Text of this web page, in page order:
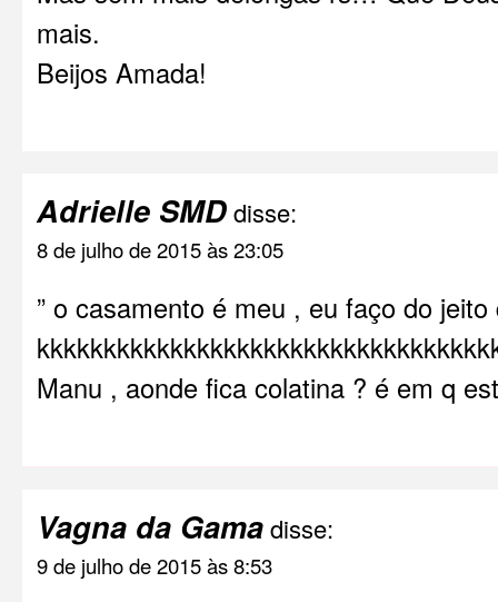
mais.
Beijos Amada!
Adrielle SMDdisse:
8 de julho de 2015 às 23:05
” o casamento é meu , eu faço do jeito
Manu , aonde fica colatina ? é em q
Vagna da Gamadisse:
9 de julho de 2015 às 8:53